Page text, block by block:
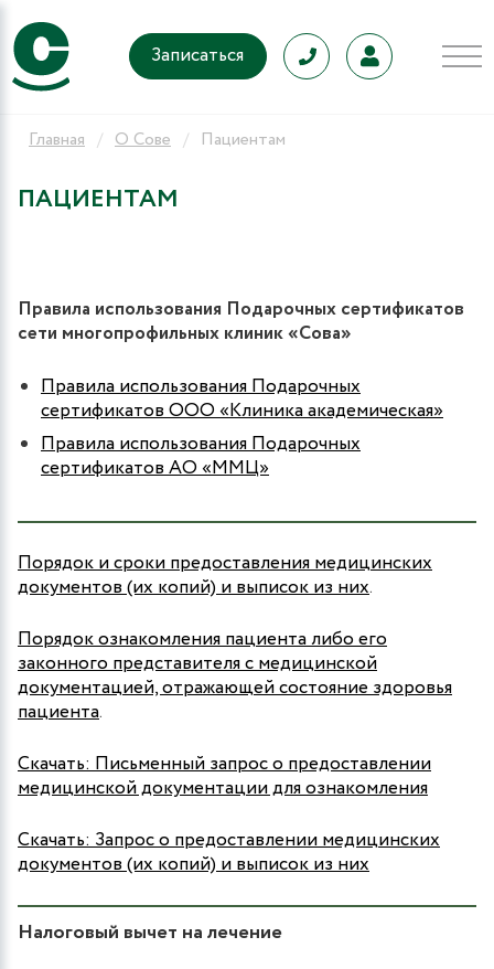
Записаться
Главная О Сове Пациентам
ПАЦИЕНТАМ
Правила использования Подарочных сертификатов
сети многопрофильных клиник «Сова»
Правила использования Подарочных
сертификатов ООО «Клиника академическая»
Правила использования Подарочных
сертификатов АО «ММЦ»
Порядок и сроки предоставления медицинских
документов (их копий) и выписок из них.
Порядок ознакомления пациента либо его
законного представителя с медицинской
документацией, отражающей состояние здоровья
пациента.
Скачать: Письменный запрос о предоставлении
медицинской документации для ознакомления
Скачать: Запрос о предоставлении медицинских
документов (их копий) и выписок из них
Налоговый вычет на лечение